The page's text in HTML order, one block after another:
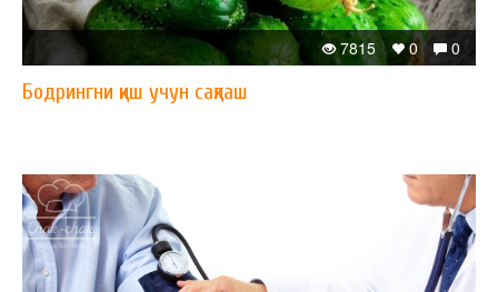
0
0
7815
Бодрингни қиш учун сақлаш